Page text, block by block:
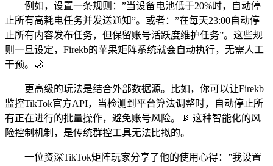
例如，设置一条规则：”当设备电池低于20%时，自动停
止所有高耗电任务并发送通知”。或者：”在每天23:00自动停
止所有内容发布任务，但保留账号活跃度维护任务”。这些规
则一旦设定，Firekb的苹果矩阵系统就会自动执行，无需人工
干预。🌙
更高级的玩法是结合外部数据源。比如，你可以让Firekb
监控TikTok官方API，当检测到平台算法调整时，自动停止所
有正在进行的批量操作，避免账号风险。📡 这种智能化的风
险控制机制，是传统群控工具无法比拟的。
一位资深TikTok矩阵玩家分享了他的使用心得：”我设置